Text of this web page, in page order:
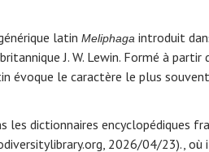
latin Meliphaga introduit
J. W. Lewin. Formé à partir
évoque le caractère le plus
les dictionnaires encyclopédiques
2026/04/23)., où